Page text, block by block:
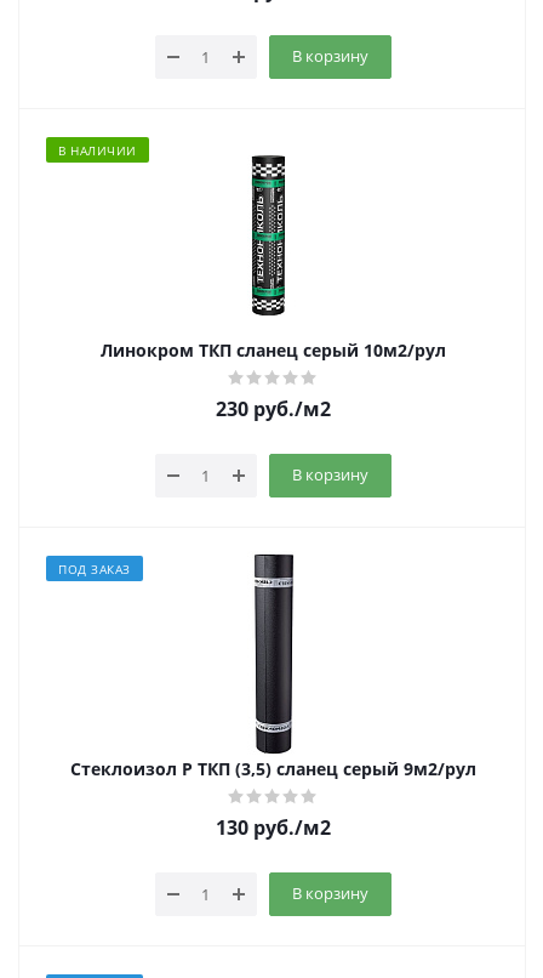
В корзину
В НАЛИЧИИ
Линокром ТКП сланец серый 10м2/рул
230руб./м2
В корзину
ПОД ЗАКАЗ
Стеклоизол Р ТКП (3,5) сланец серый 9м2/рул
130руб./м2
В корзину